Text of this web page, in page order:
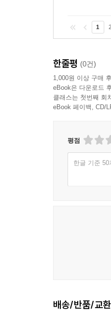
1 2
한줄평 (0건)
1,000원 이상 구매
eBook은 다운로드
클래스는 첫번째 회
eBook 페이백, CD/
평점
한글 기준 50
배송/반품/교